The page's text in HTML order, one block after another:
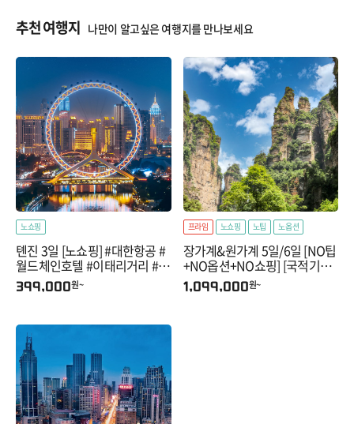
추천 여행지 나만이 알고싶은 여행지를 만나보세요
노쇼핑
톈진 3일 [노쇼핑] #대한항공 #
월드체인호텔 #이태리거리 #빈
장다오 #고문화거리
399,000원~
프라임 노쇼핑 노팁 노옵션
장가계&원가계 5일/6일 [NO팁
+NO옵션+NO쇼핑] [국적기포
함+최단거리이동+고품격특전
ALL포함]
1,099,000원~